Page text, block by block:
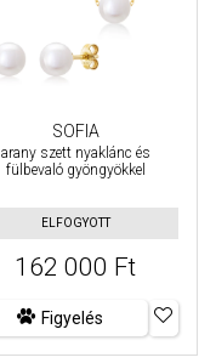
SOFIA
arany szett nyaklánc és
fülbevaló gyöngyökkel
ELFOGYOTT
162 000 Ft
Figyelés